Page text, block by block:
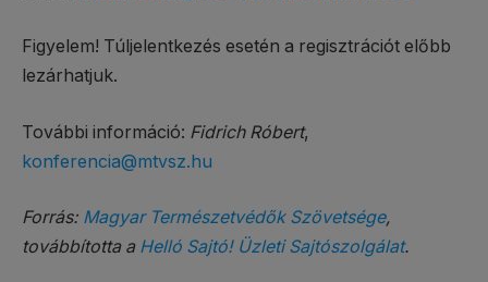
Figyelem! Túljelentkezés esetén a regisztrációt előbb
lezárhatjuk.
További információ: Fidrich Róbert,
konferencia@mtvsz.hu
Forrás: Magyar Természetvédők Szövetsége,
továbbította a Helló Sajtó! Üzleti Sajtószolgálat.